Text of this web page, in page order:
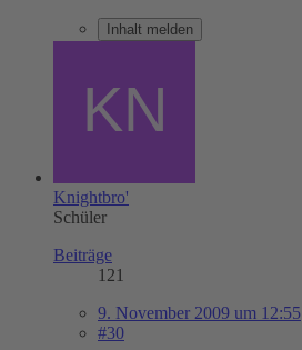
Inhalt melden
Knightbro'
Schüler
Beiträge
121
9. November 2009 um 12:55
#30